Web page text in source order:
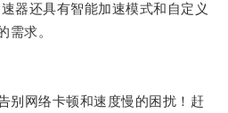
还具有智能加速模式和自定义
需求。
网络卡顿和速度慢的困扰！赶